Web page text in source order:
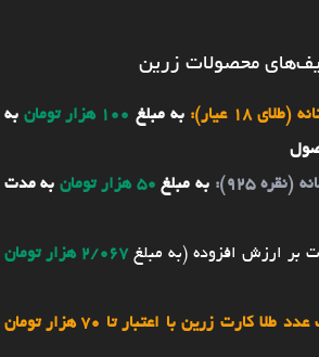
محصولات زرین
18 عیار): به مبلغ 100 هزار تومان
به
925): به مبلغ 50 هزار تومان
به مدت
2/067 هزار تومان
طلا کارت زرین با اعتبار تا 70 هزار تومان